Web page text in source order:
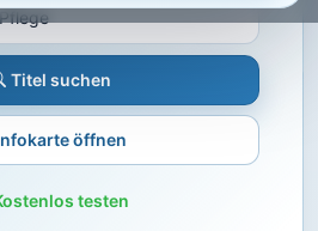
Titel suchen
öffnen
testen